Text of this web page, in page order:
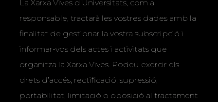
La Xarxa Vives d’Universitats, com a
responsable, tractarà les vostres dades amb la
finalitat de gestionar la vostra subscripció i
informar-vos dels actes i activitats que
organitza la Xarxa Vives. Podeu exercir els
drets d’accés, rectificació, supressió,
portabilitat, limitació o oposició al tractament